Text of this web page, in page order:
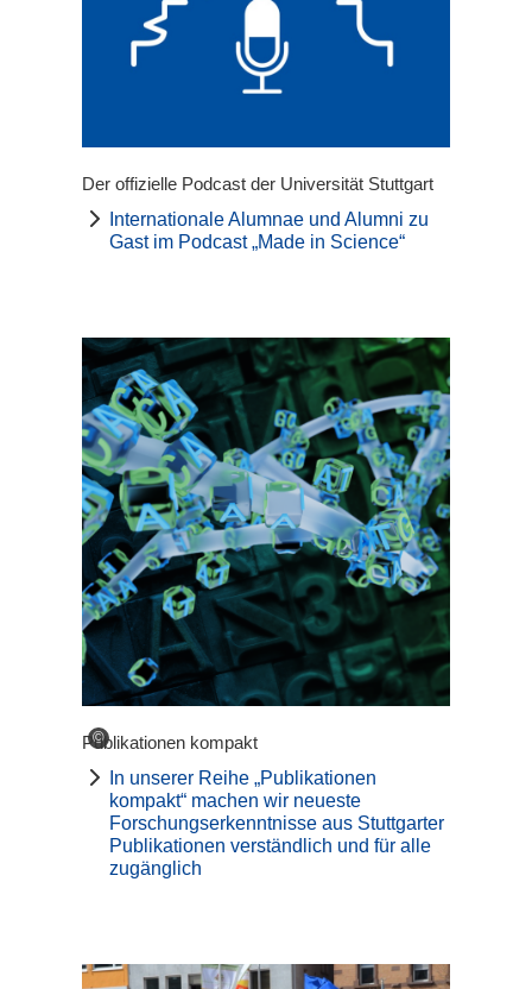
Der offizielle Podcast der Universität Stuttgart
Internationale Alumnae und Alumni zu
Gast im Podcast „Made in Science“
©
Publikationen kompakt
In unserer Reihe „Publikationen
kompakt“ machen wir neueste
Forschungserkenntnisse aus Stuttgarter
Publikationen verständlich und für alle
zugänglich